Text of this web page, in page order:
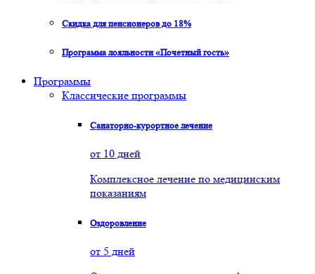
Скидка для пенсионеров до 18%
Программа лояльности «Почетный гость»
Программы
Классические программы
Санаторно-курортное лечение
от 10 дней
Комплексное лечение по медицинским
показаниям
Оздоровление
от 5 дней